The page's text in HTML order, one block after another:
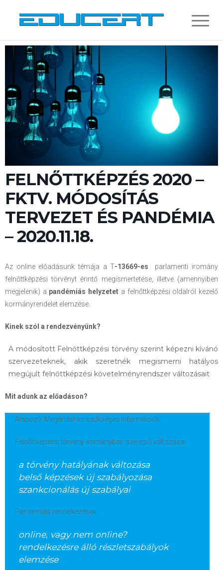
FELNŐTTKÉPZÉS 2020 –
FKTV. MÓDOSÍTÁS
TERVEZET ÉS PANDÉMIA
– 2020.11.18.
Az online előadásunk témája a T-13669-es
parlamenti iromány
felnőttképzési törvényt érintő megismertetése, illetve (amennyiben
megjelenik) a pandémiás helyzetet a felnőttképzési oldalról kezelő
kormányrendelet elemzése.
Kinek szól a rendezvényünk?
A módosított Felnőttképzési törvény szerint képezni kívánó
szervezeteknek, akik szeretnék megismerni hatályos
megújult felnőttképzési követelményrendszer változásait
Mit adunk az előadáson?
Alapozó: Megértéshez szükséges információk.
Felnőttképzési törvény irományban szereplő változásai
a törvény hatályának változása
belső képzések új szabályozása
szankcionálás új szabályai
Pandémiás rendelkezések
online, vagy nem online?
rendelkezésre álló részletszabályok
elemzése